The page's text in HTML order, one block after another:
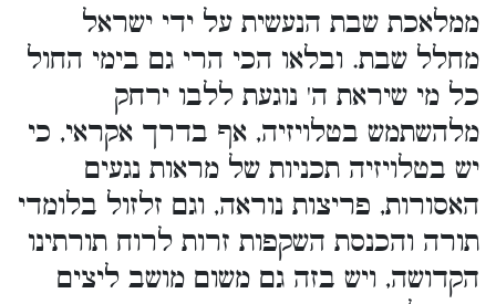
ממלאכת שבת הנעשית על ידי ישראל
מחלל שבת. ובלאו הכי הרי גם בימי החול
כל מי שיראת ה' נוגעת ללבו ירחק
מלהשתמש בטלויזיה, אף בדרך אקראי, כי
יש בטלויזיה תכניות של מראות נגעים
האסורות, פריצות נוראה, וגם זלזול בלומדי
תורה והכנסת השקפות זרות לרוח תורתינו
הקדושה, ויש בזה גם משום מושב ליצים